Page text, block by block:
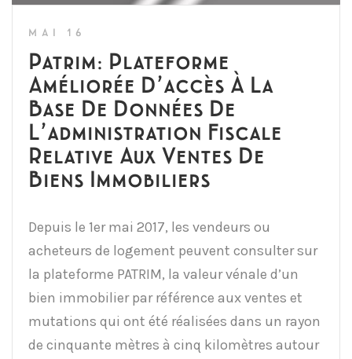
MAI 16
Patrim: Plateforme
Améliorée D’accès À La
Base De Données De
L’administration Fiscale
Relative Aux Ventes De
Biens Immobiliers
Depuis le 1er mai 2017, les vendeurs ou
acheteurs de logement peuvent consulter sur
la plateforme PATRIM, la valeur vénale d’un
bien immobilier par référence aux ventes et
mutations qui ont été réalisées dans un rayon
de cinquante mètres à cinq kilomètres autour